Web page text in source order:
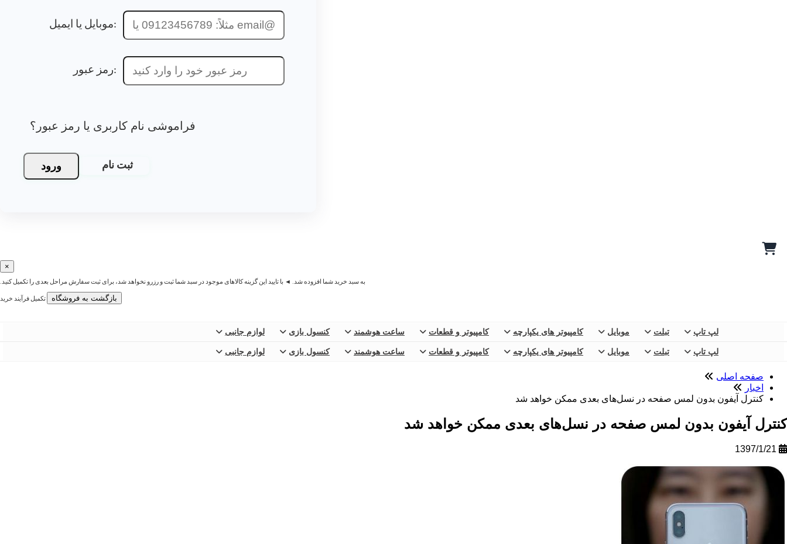
موبایل یا ایمیل:
رمز عبور:
فراموشی نام کاربری یا رمز عبور؟
ورود ثبت نام
×
به سبد خرید شما افزوده شد. ◄ با تایید این گزینه کالاهای موجود در سبد شما ثبت و رزرو نخواهد شد، برای ثبت سفارش مراحل بعدی را تکمیل کنید.
بازگشت به فروشگاه تکمیل فرآیند خرید
لپ تاپ تبلت موبایل کامپیوتر های یکپارچه کامپیوتر و قطعات ساعت هوشمند کنسول بازی لوازم جانبی
لپ تاپ تبلت موبایل کامپیوتر های یکپارچه کامپیوتر و قطعات ساعت هوشمند کنسول بازی لوازم جانبی
صفحه اصلی
اخبار
کنترل آیفون بدون لمس صفحه در نسل‌های بعدی ممکن خواهد شد
کنترل آیفون بدون لمس صفحه در نسل‌های بعدی ممکن خواهد شد